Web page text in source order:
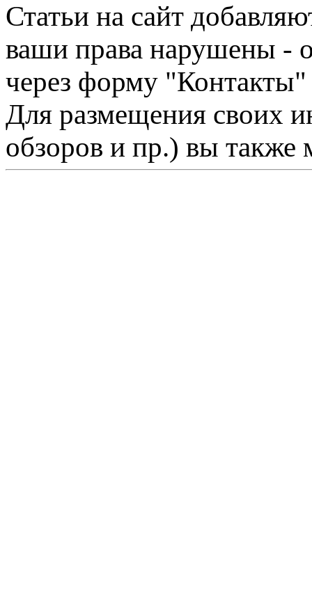
Статьи на сайт
ваши права нарушены -
через форму "Контакты"
Для размещения своих
обзоров и пр.) вы также